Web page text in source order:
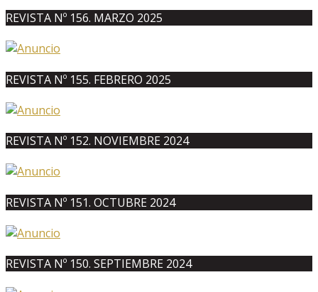
REVISTA Nº 156. MARZO 2025
REVISTA Nº 155. FEBRERO 2025
REVISTA Nº 152. NOVIEMBRE 2024
REVISTA Nº 151. OCTUBRE 2024
REVISTA Nº 150. SEPTIEMBRE 2024